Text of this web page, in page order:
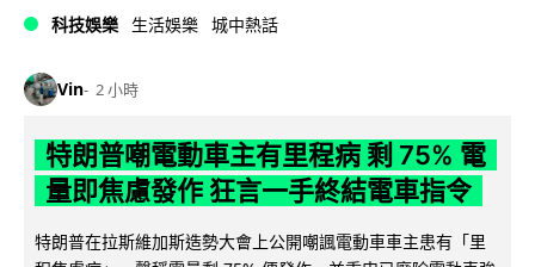
科技娛樂 生活娛樂 城中熱話
Vin 2 小時
特朗普嘲電動車主有里程病 剩 75% 電
量即焦慮發作 狂言一手終結電車指令
特朗普在拉斯維加斯造勢大會上公開嘲諷電動車車主患有「里